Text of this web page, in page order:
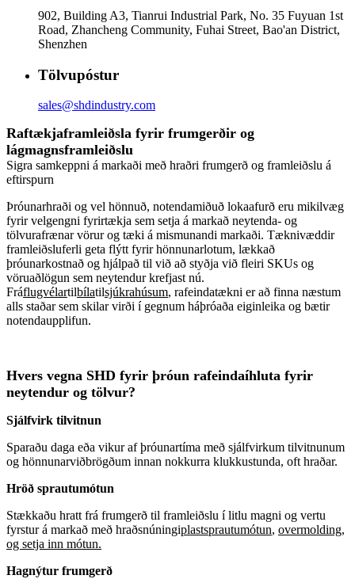
902, Building A3, Tianrui Industrial Park, No. 35 Fuyuan 1st
Road, Zhancheng Community, Fuhai Street, Bao'an District,
Shenzhen
Tölvupóstur
sales@shdindustry.com
Raftækjaframleiðsla fyrir frumgerðir og
lágmagnsframleiðslu
Sigra samkeppni á markaði með hraðri frumgerð og framleiðslu á
eftirspurn
Þróunarhraði og vel hönnuð, notendamiðuð lokaafurð eru mikilvæg
fyrir velgengni fyrirtækja sem setja á markað neytenda- og
tölvurafrænar vörur og tæki á mismunandi markaði. Tæknivæddir
framleiðsluferli geta flýtt fyrir hönnunarlotum, lækkað
þróunarkostnað og hjálpað til við að styðja við fleiri SKUs og
vöruaðlögun sem neytendur krefjast nú.
Fráflugvélartilbílatilsjúkrahúsum, rafeindatækni er að finna næstum
alls staðar sem skilar virði í gegnum háþróaða eiginleika og bætir
notendaupplifun.
Hvers vegna SHD fyrir þróun rafeindaíhluta fyrir
neytendur og tölvur?
Sjálfvirk tilvitnun
Sparaðu daga eða vikur af þróunartíma með sjálfvirkum tilvitnunum
og hönnunarviðbrögðum innan nokkurra klukkustunda, oft hraðar.
Hröð sprautumótun
Stækkaðu hratt frá frumgerð til framleiðslu í litlu magni og vertu
fyrstur á markað með hraðsnúningiplastsprautumótun, overmolding,
og setja inn mótun.
Hagnýtur frumgerð